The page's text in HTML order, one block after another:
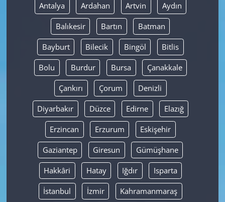
Antalya Ardahan Artvin Aydın
Balıkesir Bartın Batman
Bayburt Bilecik Bingöl Bitlis
Bolu Burdur Bursa Çanakkale
Çankırı Çorum Denizli
Diyarbakır Düzce Edirne Elazığ
Erzincan Erzurum Eskişehir
Gaziantep Giresun Gümüşhane
Hakkâri Hatay Iğdır Isparta
İstanbul İzmir Kahramanmaraş